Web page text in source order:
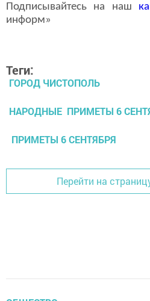
Подписывайтесь на наш
информ»
Теги:
ГОРОД ЧИСТОПОЛЬ
НАРОДНЫЕ ПРИМЕТЫ 6
ПРИМЕТЫ 6 СЕНТЯБРЯ
Перейти на